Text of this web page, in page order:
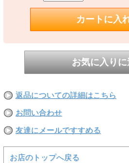
○本体：綿100%
【備考】
多少異なる場合があります。
※当店取扱い商品は一部店頭在庫と共有
ご注文時に「在庫あり」の表示でも、実
す。完売や欠品の場合は大変ご迷惑をお
うえ注文いただきますようお願い申し上
返品についての詳細はこちら
お問い合わせ
友達にメールですすめる
お店のトップへ戻る